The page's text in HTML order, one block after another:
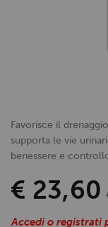
Favorisce il
supporta le vie
benessere e
€ 23,60
Accedi o registrati